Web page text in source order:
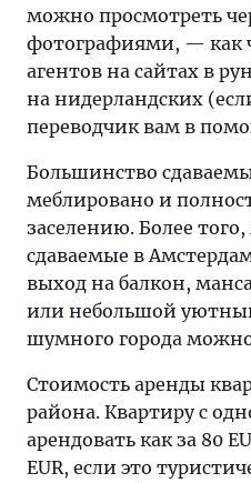
можно просмотреть
фотографиями, — как
агентов на сайтах в
на нидерландских
переводчик вам в
Большинство
меблировано и
заселению. Более
сдаваемые в
выход на балкон,
или небольшой
шумного города
Стоимость аренды
района. Квартиру с
арендовать как за 80
EUR, если это